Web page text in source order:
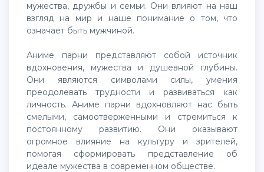
мужества, дружбы и семьи. Они влияют на наш
взгляд на мир и наше понимание о том, что
означает быть мужчиной.
Аниме парни представляют собой источник
вдохновения, мужества и душевной глубины.
Они являются символами силы, умения
преодолевать трудности и развиваться как
личность. Аниме парни вдохновляют нас быть
смелыми, самоотверженными и стремиться к
постоянному развитию. Они оказывают
огромное влияние на культуру и зрителей,
помогая сформировать представление об
идеале мужества в современном обществе.